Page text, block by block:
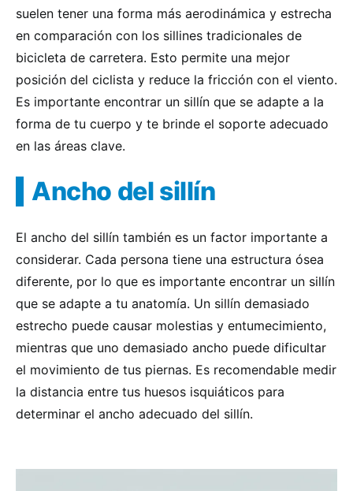
suelen tener una forma más aerodinámica y estrecha
en comparación con los sillines tradicionales de
bicicleta de carretera. Esto permite una mejor
posición del ciclista y reduce la fricción con el viento.
Es importante encontrar un sillín que se adapte a la
forma de tu cuerpo y te brinde el soporte adecuado
en las áreas clave.
Ancho del sillín
El ancho del sillín también es un factor importante a
considerar. Cada persona tiene una estructura ósea
diferente, por lo que es importante encontrar un sillín
que se adapte a tu anatomía. Un sillín demasiado
estrecho puede causar molestias y entumecimiento,
mientras que uno demasiado ancho puede dificultar
el movimiento de tus piernas. Es recomendable medir
la distancia entre tus huesos isquiáticos para
determinar el ancho adecuado del sillín.